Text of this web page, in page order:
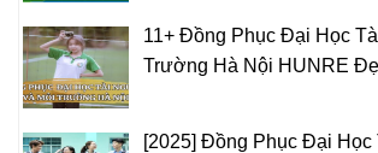
11+ Đồng Phục Đại Học
Trường Hà Nội HUNRE
[2025] Đồng Phục Đại